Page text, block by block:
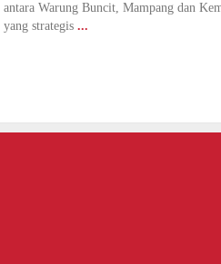
antara Warung Buncit, Mampang dan
yang strategis ...